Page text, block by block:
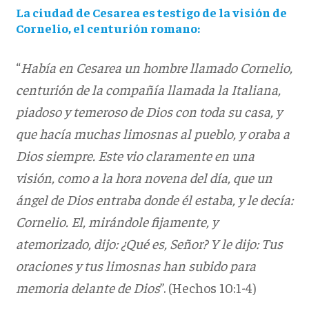
La ciudad de Cesarea es testigo de la visión de
Cornelio, el centurión romano:
“Había en Cesarea un hombre llamado Cornelio,
centurión de la compañía llamada la Italiana,
piadoso y temeroso de Dios con toda su casa, y
que hacía muchas limosnas al pueblo, y oraba a
Dios siempre. Este vio claramente en una
visión, como a la hora novena del día, que un
ángel de Dios entraba donde él estaba, y le decía:
Cornelio. El, mirándole fijamente, y
atemorizado, dijo: ¿Qué es, Señor? Y le dijo: Tus
oraciones y tus limosnas han subido para
memoria delante de Dios”. (Hechos 10:1-4)